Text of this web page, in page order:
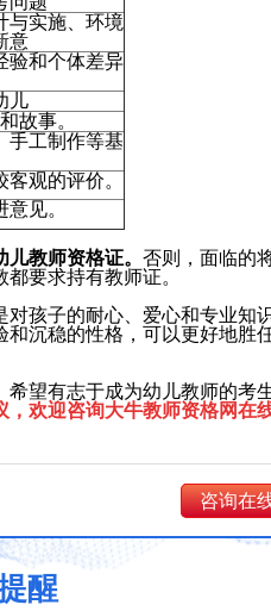
与实施、环境
意
验和个体差异
儿
故事。
手工制作等基
观的评价。
见。
教师资格证。 否则，面临的
要求持有教师证。
孩子的耐心、爱心和专业知
沉稳的性格，可以更好地胜
希望有志于成为幼儿教师的考
欢迎咨询大牛教师资格网在
咨询在
醒